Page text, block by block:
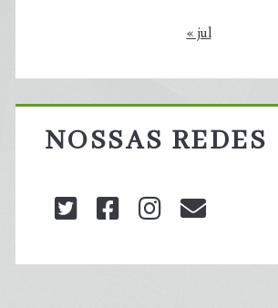
« jul
NOSSAS REDES
twitterfacebookinstagram